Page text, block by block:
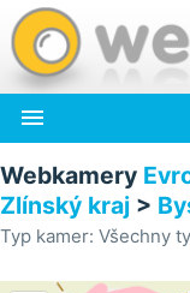

Webkamery
Zlínský kraj >
Typ kamer: Všechny